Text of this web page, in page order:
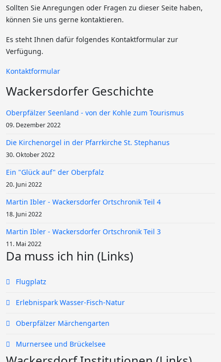
Sollten Sie Anregungen oder Fragen zu dieser Seite haben,
können Sie uns gerne kontaktieren.
Es steht Ihnen dafür folgendes Kontaktformular zur
Verfügung.
Kontaktformular
Wackersdorfer Geschichte
Oberpfälzer Seenland - von der Kohle zum Tourismus
09. Dezember 2022
Die Kirchenorgel in der Pfarrkirche St. Stephanus
30. Oktober 2022
Ein "Glück auf" der Oberpfalz
20. Juni 2022
Martin Ibler - Wackersdorfer Ortschronik Teil 4
18. Juni 2022
Martin Ibler - Wackersdorfer Ortschronik Teil 3
11. Mai 2022
Da muss ich hin (Links)
Flugplatz
Erlebnispark Wasser-Fisch-Natur
Oberpfälzer Märchengarten
Murnersee und Brückelsee